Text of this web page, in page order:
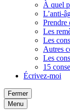
À quel
L’anti-
Prendre
Les
Les
Autres
Les
15
Écrivez-moi
Fermer
Menu